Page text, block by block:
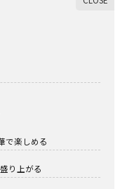
で楽しめる
り上がる